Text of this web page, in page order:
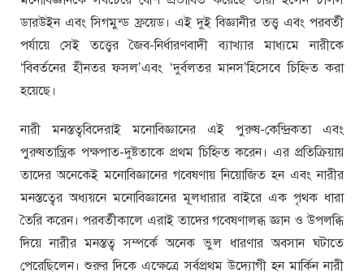
ডারউইন এবং সিগমুন্ড ফ্রয়েড। এই দুই বিজ্ঞানীর তত্ত্ব এবং পরবর্তী
পর্যায়ে সেই তত্ত্বের জৈব-নির্ধারণবাদী ব্যাখ্যার মাধ্যমে নারীকে
‘বিবর্তনের হীনতর ফসল’এবং ‘দুর্বলতর মানস’হিসেবে চিহ্নিত করা
হয়েছে।
নারী মনস্তত্ববিদেরাই মনোবিজ্ঞানের এই পুরুষ-কেন্দ্রিকতা এবং
পুরুষতান্ত্রিক পক্ষপাত-দুষ্টতাকে প্রথম চিহ্নিত করেন। এর প্রতিক্রিয়ায়
তাদের অনেকেই মনোবিজ্ঞানের গবেষণায় নিয়োজিত হন এবং নারীর
মনস্তত্বের অধ্যয়নে মনোবিজ্ঞানের মূলধারার বাইরে এক পৃথক ধারা
তৈরি করেন। পরবর্তীকালে এরাই তাদের গবেষণালব্ধ জ্ঞান ও উপলব্ধি
দিয়ে নারীর মনস্তত্ব সম্পর্কে অনেক ভুল ধারণার অবসান ঘটাতে
পেরেছিলেন। শুরুর দিকে এক্ষেত্রে সর্বপ্রথম উদ্যোগী হন মার্কিন নারী